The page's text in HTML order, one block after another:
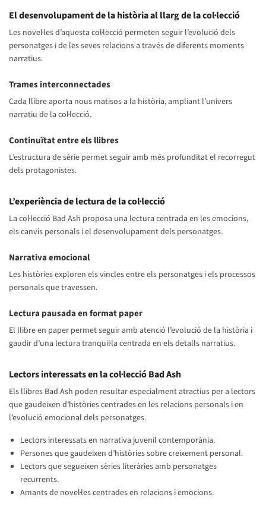
El desenvolupament de la història al llarg de la col·lecció
Les novel·les d’aquesta col·lecció permeten seguir l’evolució dels
personatges i de les seves relacions a través de diferents moments
narratius.
Trames interconnectades
Cada llibre aporta nous matisos a la història, ampliant l’univers
narratiu de la col·lecció.
Continuïtat entre els llibres
L’estructura de sèrie permet seguir amb més profunditat el recorregut
dels protagonistes.
L’experiència de lectura de la col·lecció
La col·lecció Bad Ash proposa una lectura centrada en les emocions,
els canvis personals i el desenvolupament dels personatges.
Narrativa emocional
Les històries exploren els vincles entre els personatges i els processos
personals que travessen.
Lectura pausada en format paper
El llibre en paper permet seguir amb atenció l’evolució de la història i
gaudir d’una lectura tranquil·la centrada en els detalls narratius.
Lectors interessats en la col·lecció Bad Ash
Els llibres Bad Ash poden resultar especialment atractius per a lectors
que gaudeixen d’històries centrades en les relacions personals i en
l’evolució emocional dels personatges.
Lectors interessats en narrativa juvenil contemporània.
Persones que gaudeixen d’històries sobre creixement personal.
Lectors que segueixen sèries literàries amb personatges
recurrents.
Amants de novel·les centrades en relacions i emocions.